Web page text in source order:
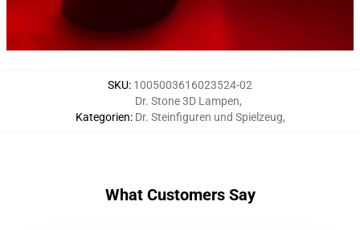
SKU: 1005003616023524-02
Kategorien:
Dr. Stone 3D Lampen,
Dr. Steinfiguren und Spielzeug,
What Customers Say